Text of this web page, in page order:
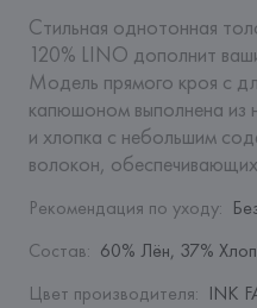
Стильная однотонная
120% LINO дополнит
Модель прямого кроя с
капюшоном выполнена из
и хлопка с небольшим
волокон,
Рекомендация по уходу:
Состав: 60% Лён, 37%
Цвет производителя: INK